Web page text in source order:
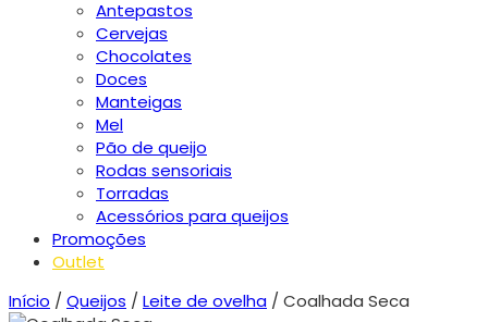
Antepastos
Cervejas
Chocolates
Doces
Manteigas
Mel
Pão de queijo
Rodas sensoriais
Torradas
Acessórios para queijos
Promoções
Outlet
Início /Queijos /Leite de ovelha / Coalhada Seca